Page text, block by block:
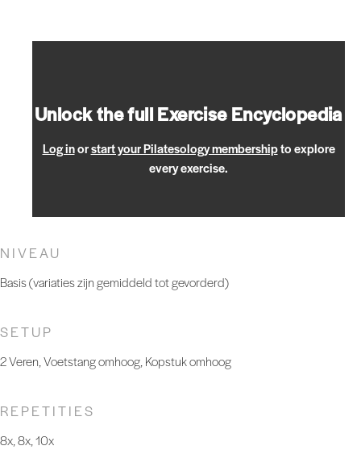
Unlock the full Exercise Encyclopedia
Log inorstart your Pilatesology membershipto explore
every exercise.
NIVEAU
Basis (variaties zijn gemiddeld tot gevorderd)
SETUP
2 Veren, Voetstang omhoog, Kopstuk omhoog
REPETITIES
8x, 8x, 10x